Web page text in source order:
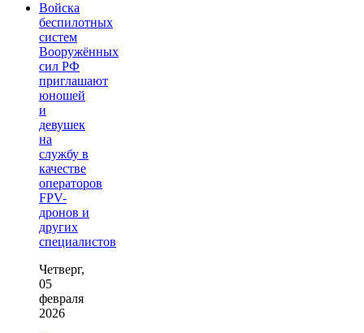
Войска
беспилотных
систем
Вооружённых
сил РФ
приглашают
юношей
и
девушек
на
службу в
качестве
операторов
FPV-
дронов и
других
специалистов
Четверг,
05
февраля
2026